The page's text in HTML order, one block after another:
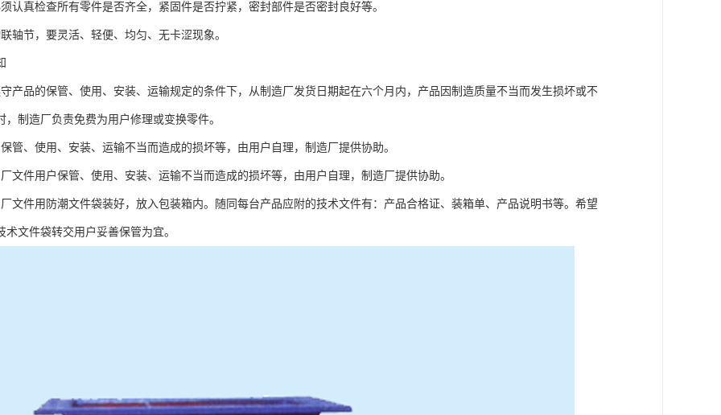
认真检查所有零件是否齐全，紧固件是否拧紧，密封部件是否密封良好等。
轴节，要灵活、轻便、均匀、无卡涩现象。
产品的保管、使用、安装、运输规定的条件下，从制造厂发货日期起在六个月内，产品因制造质量不当而发生损坏或不
，制造厂负责免费为用户修理或变换零件。
管、使用、安装、运输不当而造成的损坏等，由用户自理，制造厂提供协助。
文件用户保管、使用、安装、运输不当而造成的损坏等，由用户自理，制造厂提供协助。
文件用防潮文件袋装好，放入包装箱内。随同每台产品应附的技术文件有：产品合格证、装箱单、产品说明书等。希望
术文件袋转交用户妥善保管为宜。